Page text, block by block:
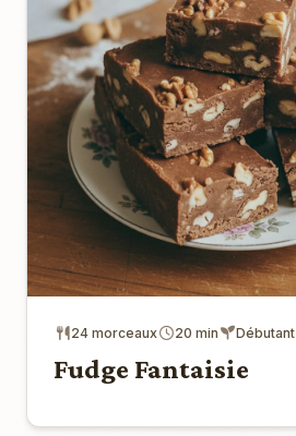
24 morceaux 20 min Débutant
Fudge Fantaisie